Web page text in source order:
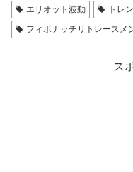
エリオット波動
トレ
フィボナッチリトレースメ
ス